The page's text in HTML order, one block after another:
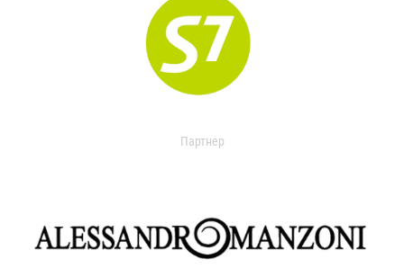
Партнер